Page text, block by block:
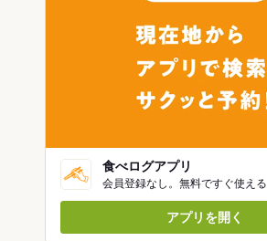
食べログアプリ
会員登録なし。無料ですぐ使える
アプリを開く